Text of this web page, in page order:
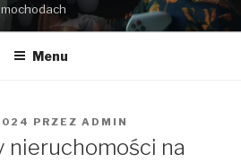
Menu
PRZEZ ADMIN
nieruchomości na